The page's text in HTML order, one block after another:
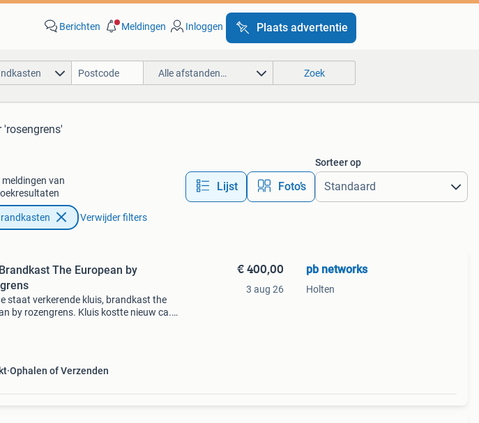
Berichten Meldingen Inloggen Plaats advertentie
Alle afstanden… Zoek
'rosengrens'
van
Lijst Foto’s
Sorteer op
Verwijder filters
The European by
staat verkerende kluis, brandkast the
by rozengrens. Kluis kostte nieuw ca.
Ophalen of Verzenden
€ 400,00
3 aug 26
pb networks
Holten